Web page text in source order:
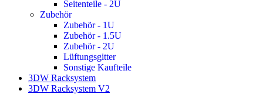
Seitenteile - 2U
Zubehör
Zubehör - 1U
Zubehör - 1.5U
Zubehör - 2U
Lüftungsgitter
Sonstige Kaufteile
3DW Racksystem
3DW Racksystem V2